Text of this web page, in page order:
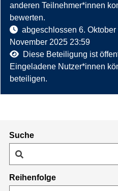
anderen Teilnehmer*innen
bewerten.
abgeschlossen 6.
November 2025 23:59
Diese Beteiligung ist
Eingeladene Nutzer*innen
beteiligen.
Suche
Reihenfolge